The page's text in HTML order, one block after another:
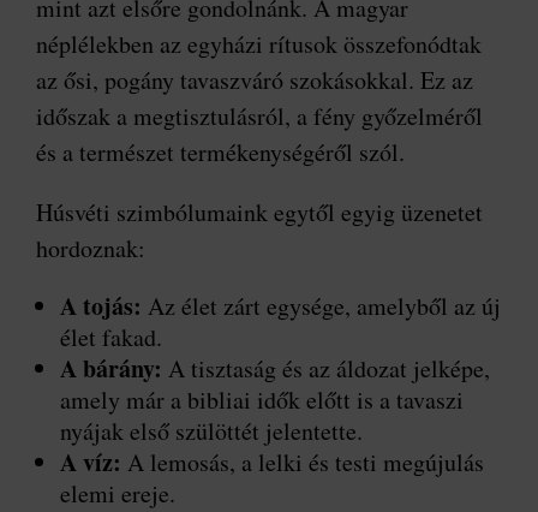
mint azt elsőre gondolnánk. A magyar
néplélekben az egyházi rítusok összefonódtak
az ősi, pogány tavaszváró szokásokkal. Ez az
időszak a megtisztulásról, a fény győzelméről
és a természet termékenységéről szól.
Húsvéti szimbólumaink egytől egyig üzenetet
hordoznak:
A tojás: Az élet zárt egysége, amelyből az új
élet fakad.
A bárány: A tisztaság és az áldozat jelképe,
amely már a bibliai idők előtt is a tavaszi
nyájak első szülöttét jelentette.
A víz: A lemosás, a lelki és testi megújulás
elemi ereje.